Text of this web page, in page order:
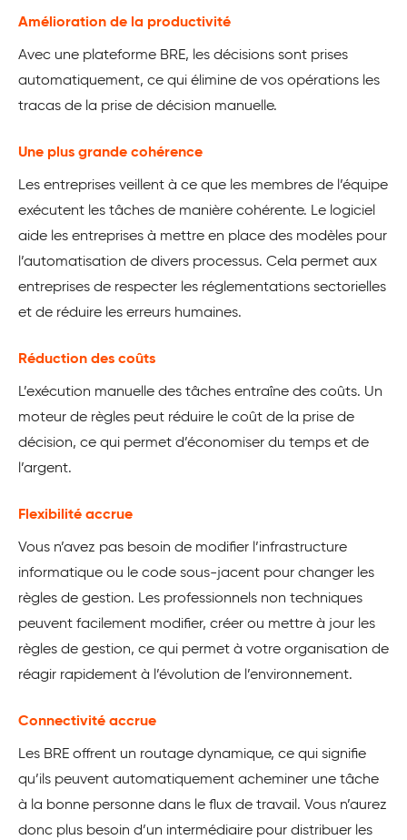
Amélioration de la productivité
Avec une plateforme BRE, les décisions sont prises
automatiquement, ce qui élimine de vos opérations les
tracas de la prise de décision manuelle.
Une plus grande cohérence
Les entreprises veillent à ce que les membres de l’équipe
exécutent les tâches de manière cohérente. Le logiciel
aide les entreprises à mettre en place des modèles pour
l’automatisation de divers processus. Cela permet aux
entreprises de respecter les réglementations sectorielles
et de réduire les erreurs humaines.
Réduction des coûts
L’exécution manuelle des tâches entraîne des coûts. Un
moteur de règles peut réduire le coût de la prise de
décision, ce qui permet d’économiser du temps et de
l’argent.
Flexibilité accrue
Vous n’avez pas besoin de modifier l’infrastructure
informatique ou le code sous-jacent pour changer les
règles de gestion. Les professionnels non techniques
peuvent facilement modifier, créer ou mettre à jour les
règles de gestion, ce qui permet à votre organisation de
réagir rapidement à l’évolution de l’environnement.
Connectivité accrue
Les BRE offrent un routage dynamique, ce qui signifie
qu’ils peuvent automatiquement acheminer une tâche
à la bonne personne dans le flux de travail. Vous n’aurez
donc plus besoin d’un intermédiaire pour distribuer les